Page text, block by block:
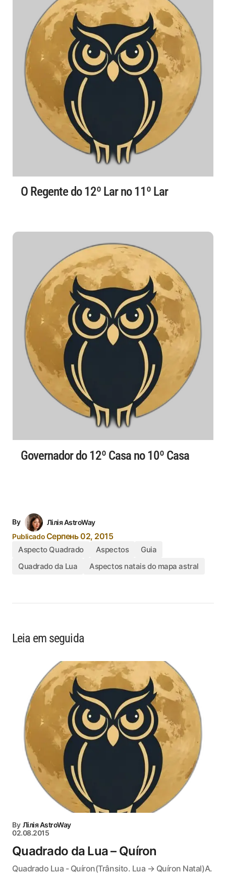
O Regente do 12º Lar no 11º Lar
Governador do 12º Casa no 10º Casa
By
Лілія AstroWay
PublicadoСерпень 02, 2015
Aspecto Quadrado Aspectos
Guia
Quadrado da Lua
Aspectos natais do mapa astral
Leia em seguida
By Лілія AstroWay
02.08.2015
Quadrado da Lua – Quíron
Quadrado Lua - Quíron(Trânsito. Lua → Quíron Natal)A.